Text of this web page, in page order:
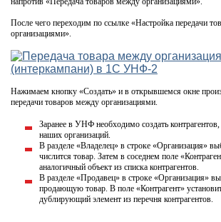
После чего переходим по ссылке «Настройка передачи
организациями».
Нажимаем кнопку «Создать» и в открывшемся окне
передачи товаров между организациями.
Заранее в УНФ необходимо создать
наших организаций.
В разделе «Владелец» в строке «Организация»
числится товар. Затем в соседнем поле
аналогичный объект из списка контрагентов.
В разделе «Продавец» в строке «Организация»
продающую товар. В поле «Контрагент»
дублирующий элемент из перечня контрагентов.